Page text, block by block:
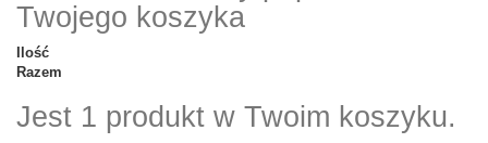
Twojego koszyka
Ilość
Razem
Jest 1 produkt w Twoim koszyku.